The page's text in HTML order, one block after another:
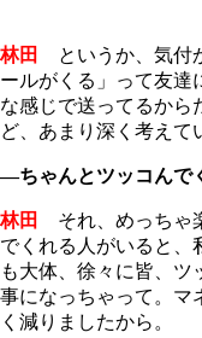
林田
というか、気付
ールがくる」って友達
な感じで送ってるから
ど、あまり深く考えて
―ちゃんとツッコんで
林田
それ、めっちゃ
でくれる人がいると、
も大体、徐々に皆、ツ
事になっちゃって。マ
く減りましたから。